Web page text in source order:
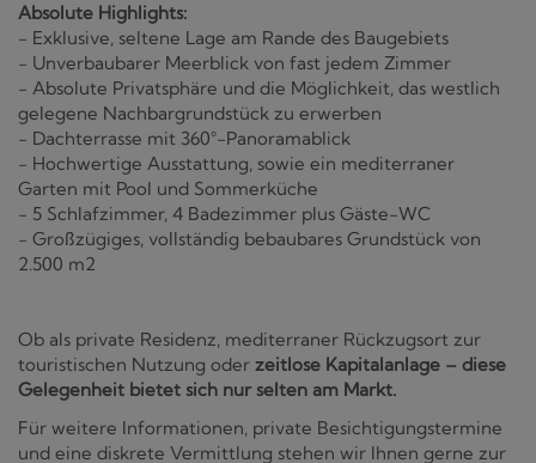
Absolute Highlights:
- Exklusive, seltene Lage am Rande des Baugebiets
- Unverbaubarer Meerblick von fast jedem Zimmer
- Absolute Privatsphäre und die Möglichkeit, das westlich
gelegene Nachbargrundstück zu erwerben
- Dachterrasse mit 360°-Panoramablick
- Hochwertige Ausstattung, sowie ein mediterraner
Garten mit Pool und Sommerküche
- 5 Schlafzimmer, 4 Badezimmer plus Gäste-WC
- Großzügiges, vollständig bebaubares Grundstück von
2.500 m2
Ob als private Residenz, mediterraner Rückzugsort zur
touristischen Nutzung oder zeitlose Kapitalanlage – diese
Gelegenheit bietet sich nur selten am Markt.
Für weitere Informationen, private Besichtigungstermine
und eine diskrete Vermittlung stehen wir Ihnen gerne zur